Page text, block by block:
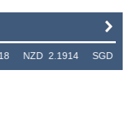
2.1914 SGD